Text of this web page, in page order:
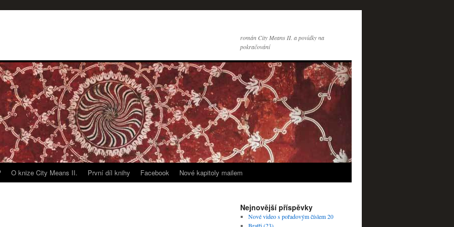
román City Means II. a povídky na
pokračování
O knize City Means II. První díl knihy Facebook Nové kapitoly mailem
Nejnovější příspěvky
Nové video s pořadovým číslem 20